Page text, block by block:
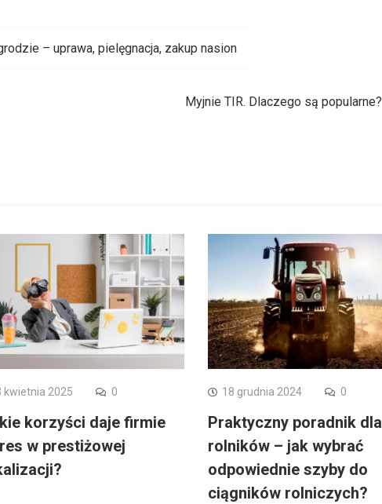
– uprawa, pielęgnacja, zakup nasion
Myjnie TIR. Dlaczego są popularne?
kwietnia 2025 0
korzyści daje firmie
w prestiżowej
18 grudnia 2024 0
Praktyczny poradnik dla
rolników – jak wybrać
odpowiednie szyby do
ciągników rolniczych?